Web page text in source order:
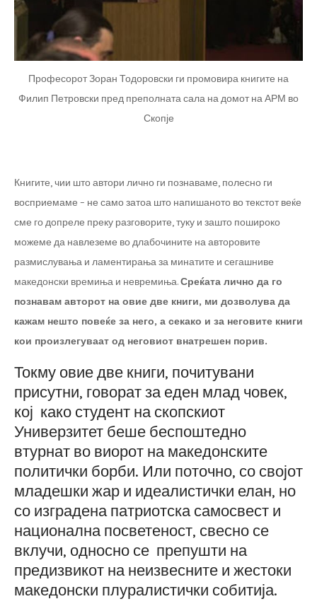
Професорот Зоран Тодоровски ги промовира книгите на
Филип Петровски пред преполната сала на домот на АРМ во
Скопје
Книгите, чии што автори лично ги познаваме, полесно ги
восприемаме – не само затоа што напишаното во текстот веќе
сме го допреле преку разговорите, туку и зашто пошироко
можеме да навлеземе во длабочините на авторовите
размислувања и ламентирања за минатите и сегашниве
македонски времиња и невремиња.Среќата лично да го
познавам авторот на овие две книги, ми дозволува да
кажам нешто повеќе за него, а секако и за неговите книги
кои произлегуваат од неговиот внатрешен порив.
Токму овие две книги, почитувани
присутни, говорат за еден млад човек,
кој како студент на скопскиот
Универзитет беше беспоштедно
втурнат во виорот на македонските
политички борби. Или поточно, со својот
младешки жар и идеалистички елан, но
со изградена патриотска самосвест и
национална посветеност, свесно се
вклучи, односно се препушти на
предизвикот на неизвесните и жестоки
македонски плуралистички собитија.